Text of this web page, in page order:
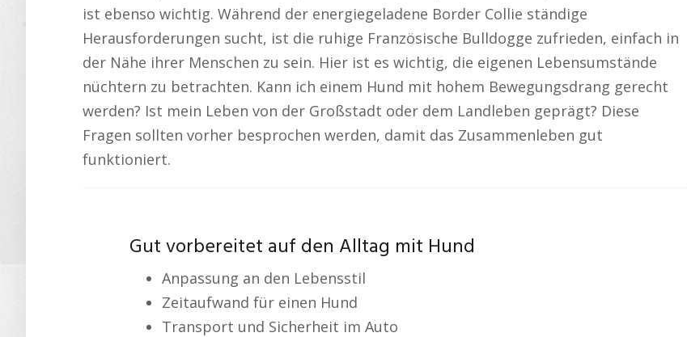
ist ebenso wichtig. Während der energiegeladene Border Collie ständige
Herausforderungen sucht, ist die ruhige Französische Bulldogge zufrieden, einfach in
der Nähe ihrer Menschen zu sein. Hier ist es wichtig, die eigenen Lebensumstände
nüchtern zu betrachten. Kann ich einem Hund mit hohem Bewegungsdrang gerecht
werden? Ist mein Leben von der Großstadt oder dem Landleben geprägt? Diese
Fragen sollten vorher besprochen werden, damit das Zusammenleben gut
funktioniert.
Gut vorbereitet auf den Alltag mit Hund
Anpassung an den Lebensstil
Zeitaufwand für einen Hund
Transport und Sicherheit im Auto